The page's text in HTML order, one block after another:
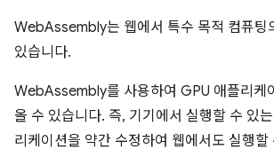
WebAssembly는 웹에서 특수 목적 컴퓨팅
있습니다.
WebAssembly를 사용하여 GPU 애플리케
올 수 있습니다. 즉, 기기에서 실행할 수 있
리케이션을 약간 수정하여 웹에서도 실행할